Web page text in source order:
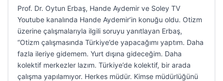
Prof. Dr. Oytun Erbaş, Hande Aydemir ve Soley TV
Youtube kanalında Hande Aydemir’in konuğu oldu. Otizm
üzerine çalışmalarıyla ilgili soruyu yanıtlayan Erbaş,
“Otizm çalışmasında Türkiye’de yapacağımı yaptım. Daha
fazla ileriye gidemem. Yurt dışına gideceğim. Daha
kolektif merkezler lazım. Türkiye’de kolektif, bir arada
çalışma yapılamıyor. Herkes müdür. Kimse müdürlüğünü